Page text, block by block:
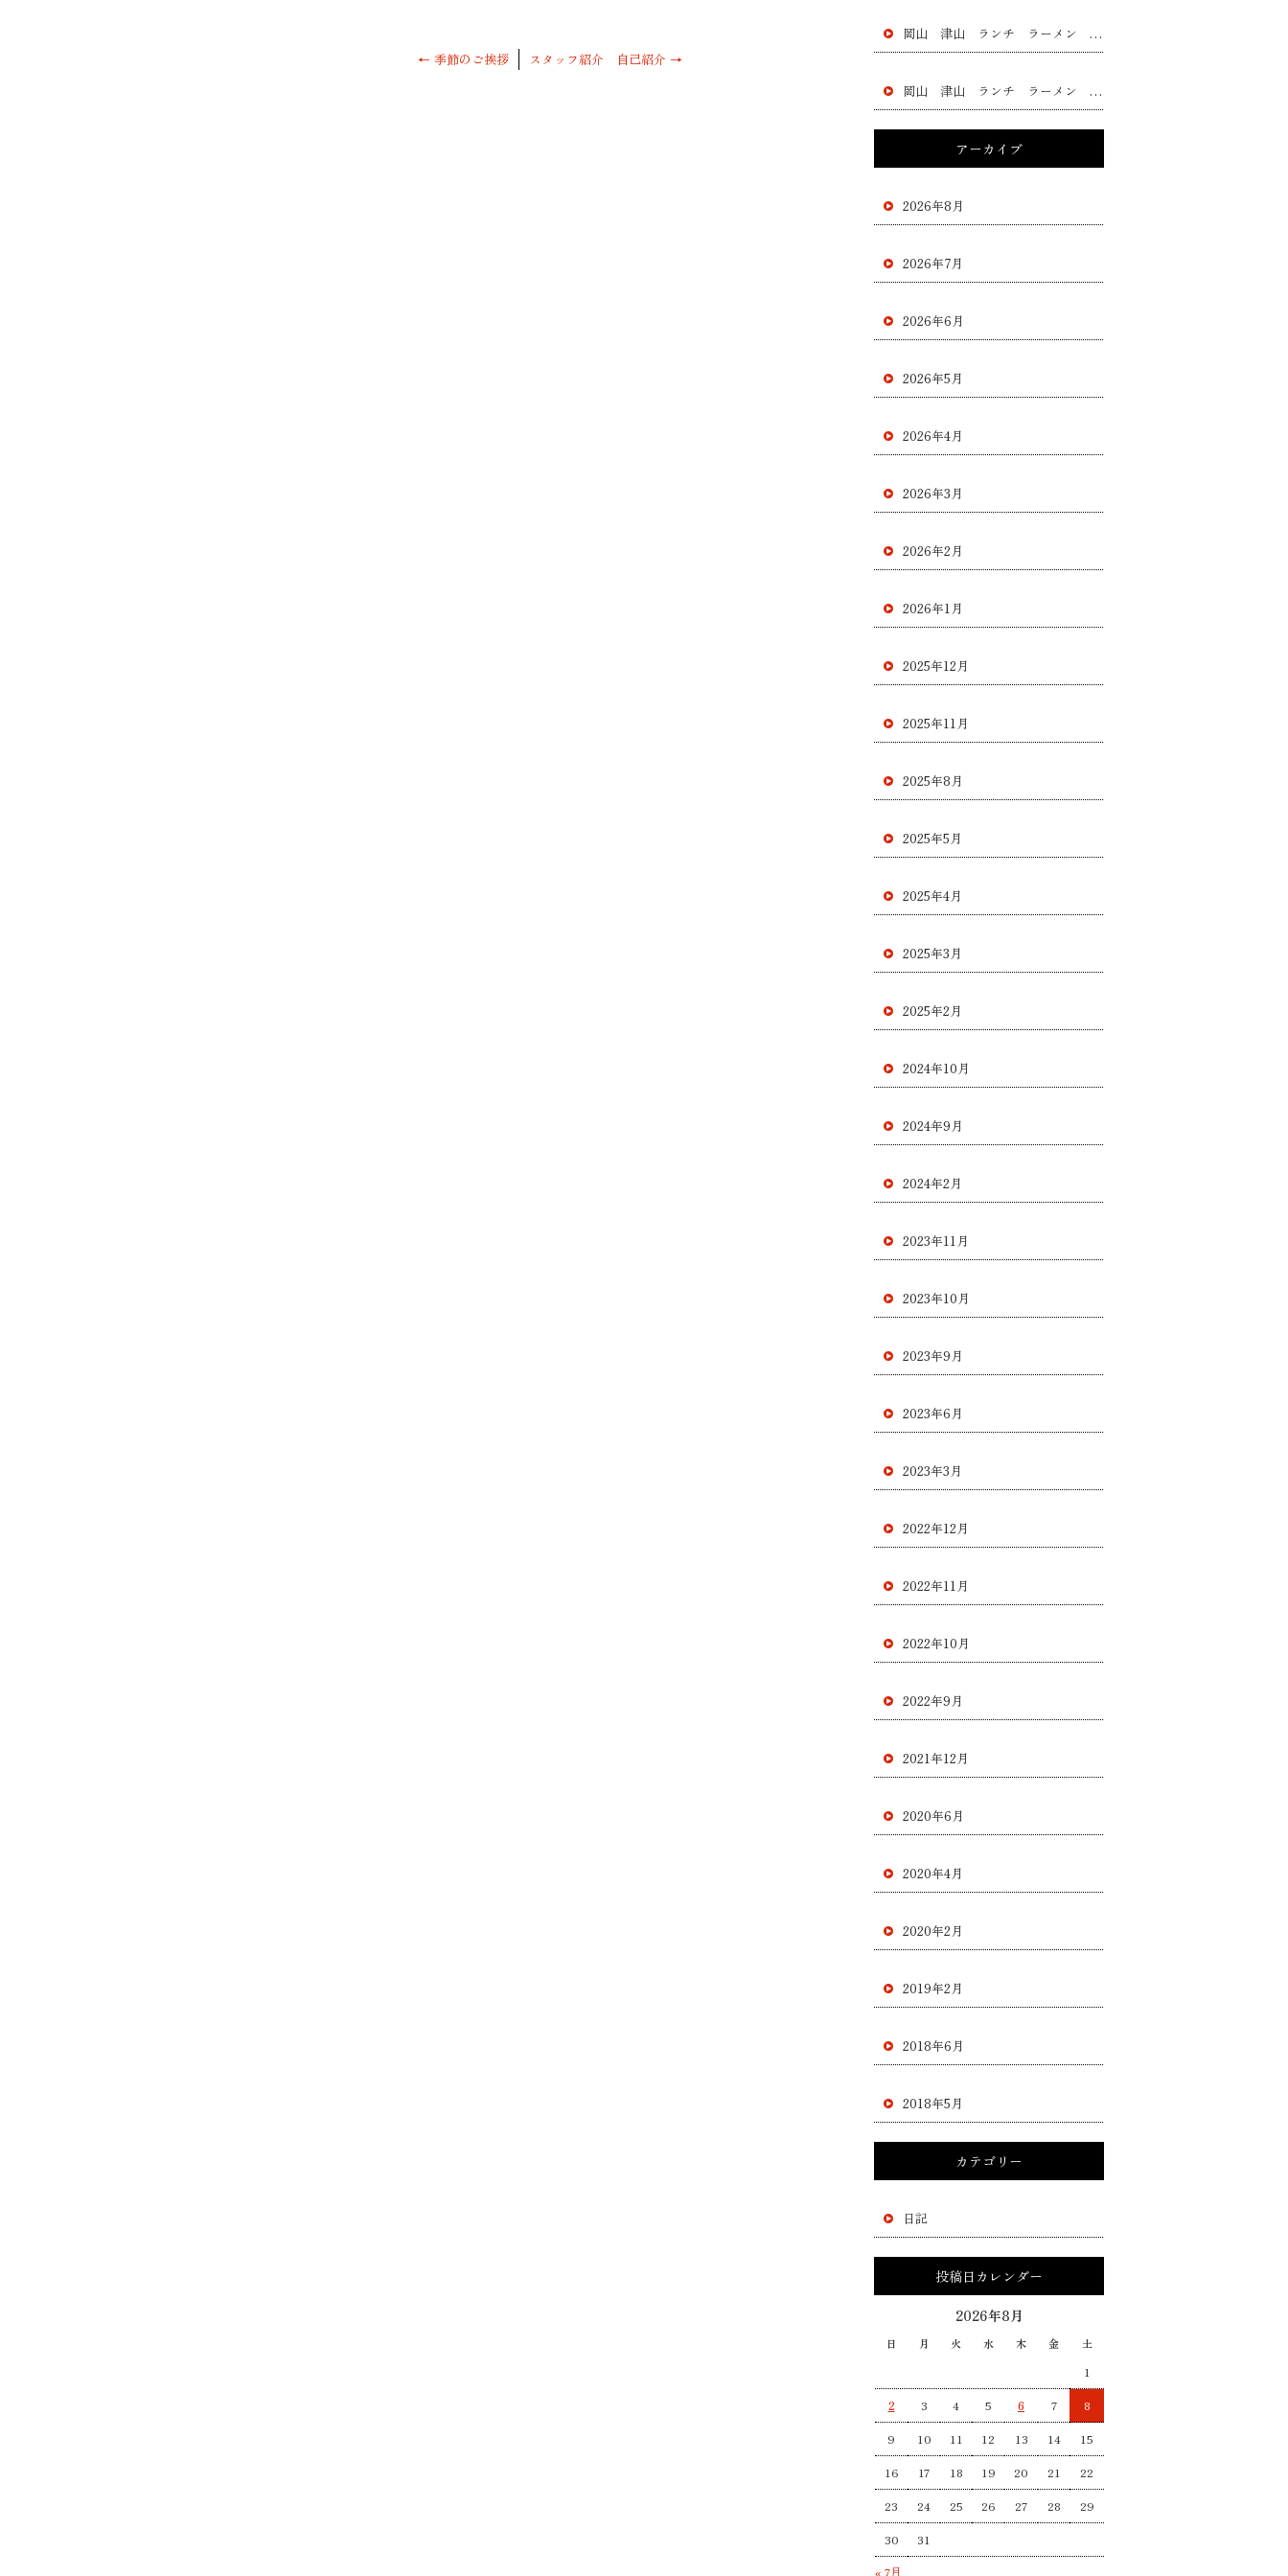
← 季節のご挨拶 スタッフ紹介 自己紹介 →
岡山 津山 ランチ ラーメン 黄ニラ チャー シュー 餃子 フラチャイズ 加盟 レストラン
岡山 津山 ランチ ラーメン 黄ニラ チャー シュー 餃子 フラチャイズ 加盟 レストラン
アーカイブ
2026年8月
2026年7月
2026年6月
2026年5月
2026年4月
2026年3月
2026年2月
2026年1月
2025年12月
2025年11月
2025年8月
2025年5月
2025年4月
2025年3月
2025年2月
2024年10月
2024年9月
2024年2月
2023年11月
2023年10月
2023年9月
2023年6月
2023年3月
2022年12月
2022年11月
2022年10月
2022年9月
2021年12月
2020年6月
2020年4月
2020年2月
2019年2月
2018年6月
2018年5月
カテゴリー
日記
投稿日カレンダー
2026年8月
日 月 火 水 木 金 土
« 7月
1
2 3 4 5 6 7 8
9 10 11 12 13 14 15
16 17 18 19 20 21 22
23 24 25 26 27 28 29
30 31